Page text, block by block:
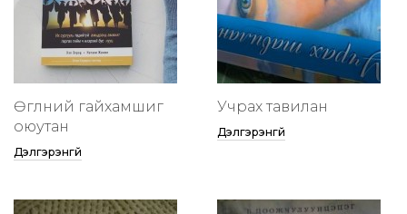
Өглөөний гайхамшиг
оюутан
Дэлгэрэнгүй
Учрах тавилан
Дэлгэрэнгүй